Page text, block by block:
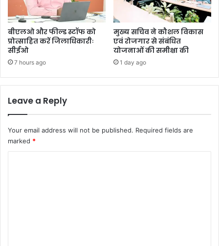
बीएलओ और फील्ड स्टॉफ को
प्रोत्साहित करें जिलाधिकारीः
सीईओ
7 hours ago
मुख्य सचिव ने कौशल विकास
एवं रोजगार से संबंधित
योजनाओं की समीक्षा की
1 day ago
Leave a Reply
Your email address will not be published. Required fields are
marked *